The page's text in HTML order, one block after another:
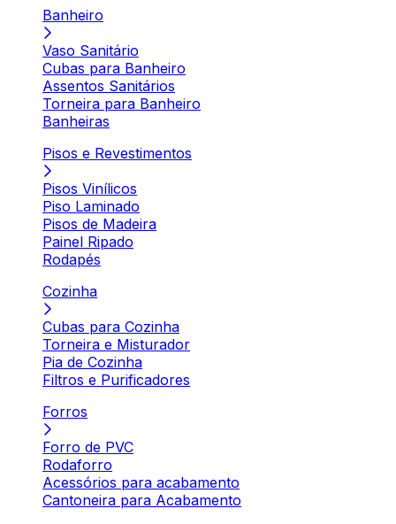
Banheiro
Vaso Sanitário
Cubas para Banheiro
Assentos Sanitários
Torneira para Banheiro
Banheiras
Pisos e Revestimentos
Pisos Vinílicos
Piso Laminado
Pisos de Madeira
Painel Ripado
Rodapés
Cozinha
Cubas para Cozinha
Torneira e Misturador
Pia de Cozinha
Filtros e Purificadores
Forros
Forro de PVC
Rodaforro
Acessórios para acabamento
Cantoneira para Acabamento